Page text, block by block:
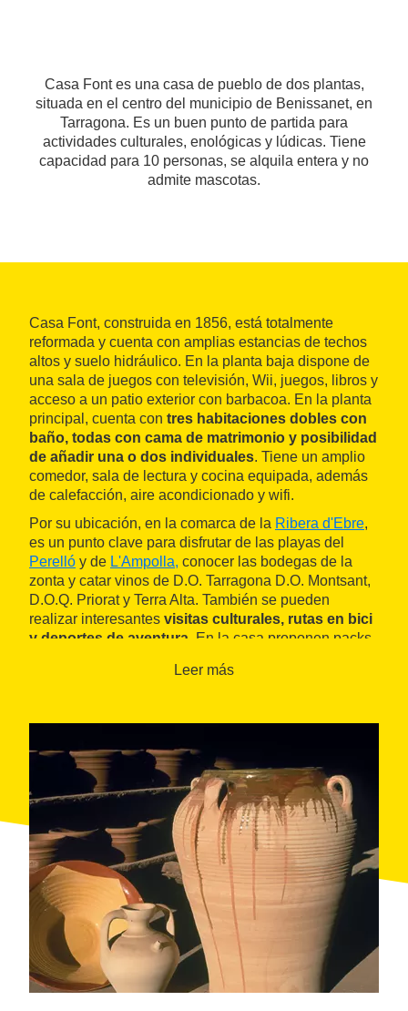
Casa Font es una casa de pueblo de dos plantas,
situada en el centro del municipio de Benissanet, en
Tarragona. Es un buen punto de partida para
actividades culturales, enológicas y lúdicas. Tiene
capacidad para 10 personas, se alquila entera y no
admite mascotas.
Casa Font, construida en 1856, está totalmente
reformada y cuenta con amplias estancias de techos
altos y suelo hidráulico. En la planta baja dispone de
una sala de juegos con televisión, Wii, juegos, libros y
acceso a un patio exterior con barbacoa. En la planta
principal, cuenta con tres habitaciones dobles con
baño, todas con cama de matrimonio y posibilidad
de añadir una o dos individuales. Tiene un amplio
comedor, sala de lectura y cocina equipada, además
de calefacción, aire acondicionado y wifi.
Por su ubicación, en la comarca de la Ribera d'Ebre,
es un punto clave para disfrutar de las playas del
Perelló y de L'Ampolla, conocer las bodegas de la
zonta y catar vinos de D.O. Tarragona D.O. Montsant,
D.O.Q. Priorat y Terra Alta. También se pueden
realizar interesantes visitas culturales, rutas en bici
y deportes de aventura . En la casa proponen packs
Leer más